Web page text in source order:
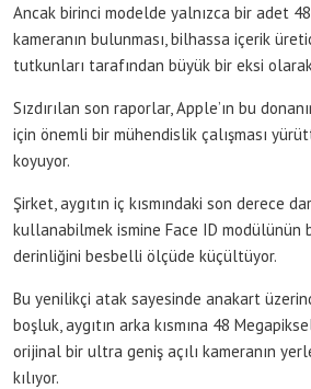
Ancak birinci modelde yalnızca bir adet
kameranın bulunması, bilhassa içerik
tutkunları tarafından büyük bir eksi
Sızdırılan son raporlar, Apple’ın bu
için önemli bir mühendislik çalışması
koyuyor.
Şirket, aygıtın iç kısmındaki son derece
kullanabilmek ismine Face ID modülünün
derinliğini besbelli ölçüde küçültüyor.
Bu yenilikçi atak sayesinde anakart
boşluk, aygıtın arka kısmına 48
orijinal bir ultra geniş açılı kameranın
kılıyor.